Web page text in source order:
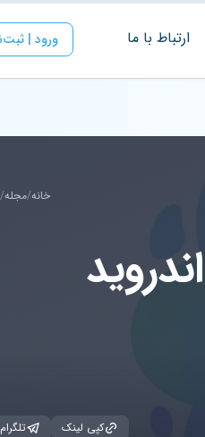
ارتباط با ‌ما ورود |
خانه/مجله/
کپی لینک تلگرام